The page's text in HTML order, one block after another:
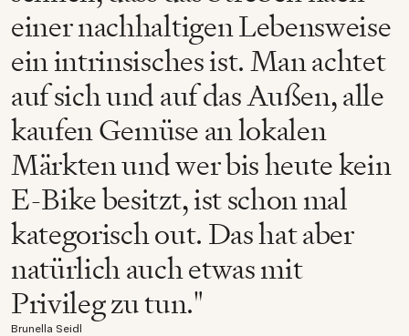
einer nachhaltigen Lebensweise
ein intrinsisches ist. Man achtet
auf sich und auf das Außen, alle
kaufen Gemüse an lokalen
Märkten und wer bis heute kein
E-Bike besitzt, ist schon mal
kategorisch out. Das hat aber
natürlich auch etwas mit
Privileg zu tun."
Brunella Seidl